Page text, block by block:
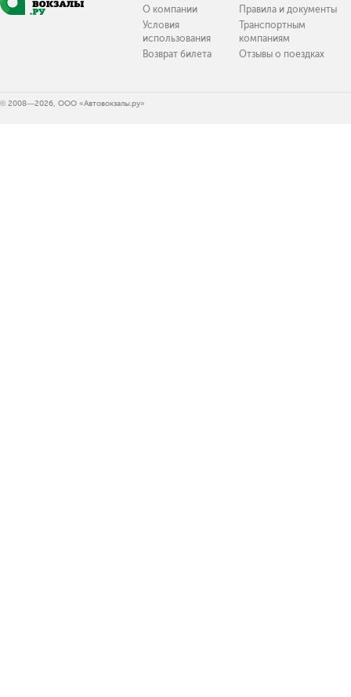
О компании
Условия
использования
Возврат билета
Правила и документы
Транспортным
компаниям
Отзывы о поездках
© 2008—2026, ООО «Автовокзалы.ру»